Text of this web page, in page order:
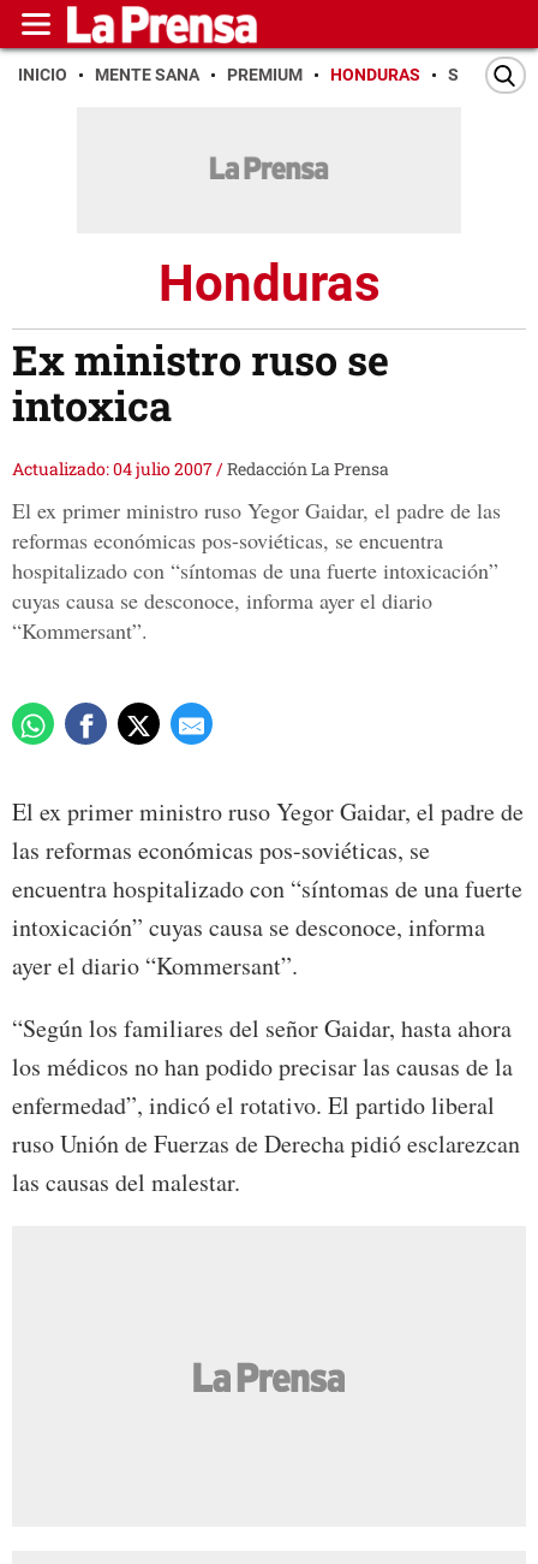
INICIO MENTE SANA PREMIUM HONDURAS SAN PEDRO
Honduras
Ex ministro ruso se
intoxica
Actualizado: 04 julio 2007/Redacción La Prensa
El ex primer ministro ruso Yegor Gaidar, el padre de las
reformas económicas pos-soviéticas, se encuentra
hospitalizado con “síntomas de una fuerte intoxicación”
cuyas causa se desconoce, informa ayer el diario
“Kommersant”.
El ex primer ministro ruso Yegor Gaidar, el padre de
las reformas económicas pos-soviéticas, se
encuentra hospitalizado con “síntomas de una fuerte
intoxicación” cuyas causa se desconoce, informa
ayer el diario “Kommersant”.
“Según los familiares del señor Gaidar, hasta ahora
los médicos no han podido precisar las causas de la
enfermedad”, indicó el rotativo. El partido liberal
ruso Unión de Fuerzas de Derecha pidió esclarezcan
las causas del malestar.